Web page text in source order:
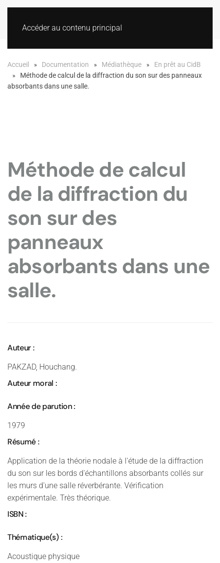
Accéder au contenu principal
Accueil Documentation Médiathèque
En prêt au CidB
Méthode de calcul de la diffraction du son sur des panneaux
absorbants dans une salle.
Méthode de calcul
de la diffraction du
son sur des
panneaux
absorbants dans une
salle.
Auteur :
PAKZAD, Houchang.
Auteur moral :
Année de parution :
1979
Résumé :
Application de la théorie nodale à l'étude de la diffraction
du son sur les bords d'échantillons absorbants collés sur
les murs d'une salle réverbérante. Vérification
expérimentale. Très théorique.
ISBN :
Thématique(s) :
Acoustique physique